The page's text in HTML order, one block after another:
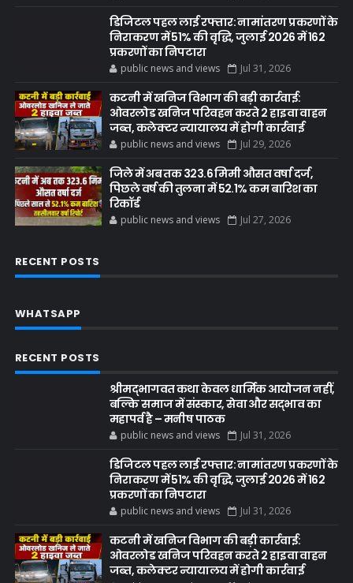
डिजिटल पहल लाई रफ्तार: नामांतरण प्रकरणों के
निराकरण में 51% की वृद्धि, जुलाई 2026 में 162
प्रकरणों का निपटारा
public news and views Jul 31, 2026
कटनी में खनिज विभाग की बड़ी कार्रवाई:
ओवरलोड खनिज परिवहन करते 2 हाइवा वाहन
जब्त, कलेक्टर न्यायालय में होगी कार्रवाई
public news and views Jul 29, 2026
जिले में अब तक 323.6 मिमी औसत वर्षा दर्ज,
पिछले वर्ष की तुलना में 52.1% कम बारिश का
रिकॉर्ड
public news and views Jul 27, 2026
RECENT POSTS
WHATSAPP
RECENT POSTS
श्रीमद्भागवत कथा केवल धार्मिक आयोजन नहीं,
बल्कि समाज में संस्कार, सेवा और सद्भाव का
महापर्व है – मनीष पाठक
public news and views Jul 31, 2026
डिजिटल पहल लाई रफ्तार: नामांतरण प्रकरणों के
निराकरण में 51% की वृद्धि, जुलाई 2026 में 162
प्रकरणों का निपटारा
public news and views Jul 31, 2026
कटनी में खनिज विभाग की बड़ी कार्रवाई:
ओवरलोड खनिज परिवहन करते 2 हाइवा वाहन
जब्त, कलेक्टर न्यायालय में होगी कार्रवाई